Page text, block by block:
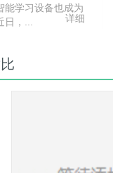
能学习设备也成为
，...
详细